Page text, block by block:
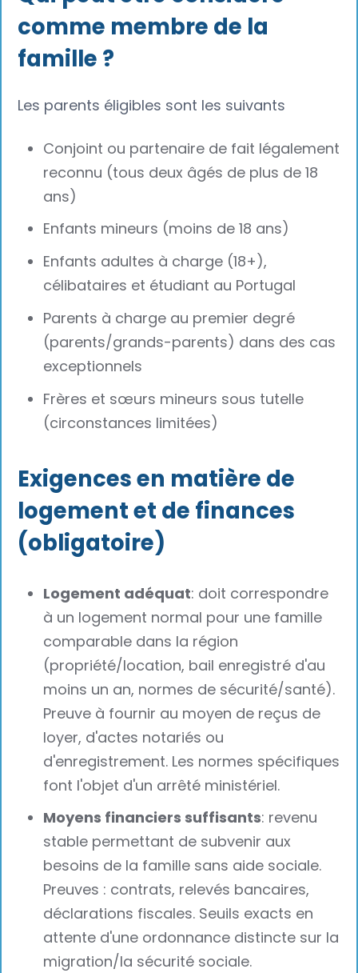
comme membre de la
famille ?
Les parents éligibles sont les suivants
Conjoint ou partenaire de fait légalement
reconnu (tous deux âgés de plus de 18
ans)
Enfants mineurs (moins de 18 ans)
Enfants adultes à charge (18+),
célibataires et étudiant au Portugal
Parents à charge au premier degré
(parents/grands-parents) dans des cas
exceptionnels
Frères et sœurs mineurs sous tutelle
(circonstances limitées)
Exigences en matière de
logement et de finances
(obligatoire)
Logement adéquat: doit correspondre
à un logement normal pour une famille
comparable dans la région
(propriété/location, bail enregistré d'au
moins un an, normes de sécurité/santé).
Preuve à fournir au moyen de reçus de
loyer, d'actes notariés ou
d'enregistrement. Les normes spécifiques
font l'objet d'un arrêté ministériel.
Moyens financiers suffisants: revenu
stable permettant de subvenir aux
besoins de la famille sans aide sociale.
Preuves : contrats, relevés bancaires,
déclarations fiscales. Seuils exacts en
attente d'une ordonnance distincte sur la
migration/la sécurité sociale.